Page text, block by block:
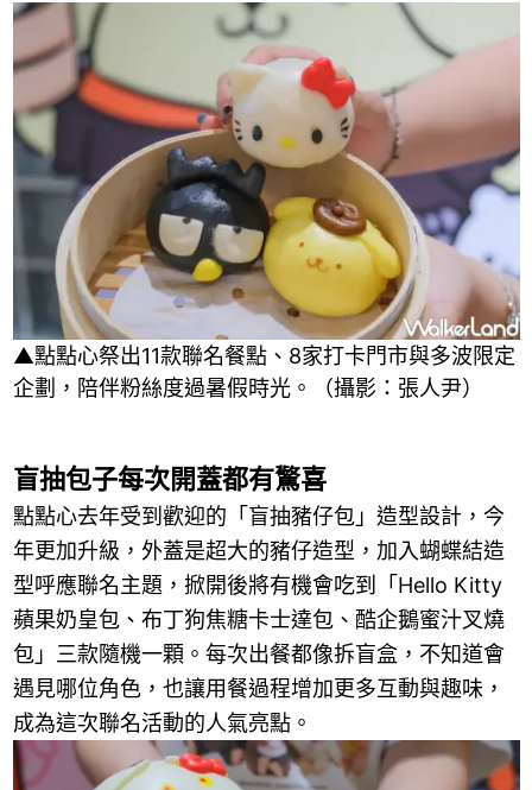
▲點點心祭出11款聯名餐點、8家打卡門市與多波限定
企劃，陪伴粉絲度過暑假時光。（攝影：張人尹）
盲抽包子每次開蓋都有驚喜
點點心去年受到歡迎的「盲抽豬仔包」造型設計，今
年更加升級，外蓋是超大的豬仔造型，加入蝴蝶結造
型呼應聯名主題，掀開後將有機會吃到「Hello Kitty
蘋果奶皇包、布丁狗焦糖卡士達包、酷企鵝蜜汁叉燒
包」三款隨機一顆。每次出餐都像拆盲盒，不知道會
遇見哪位角色，也讓用餐過程增加更多互動與趣味，
成為這次聯名活動的人氣亮點。